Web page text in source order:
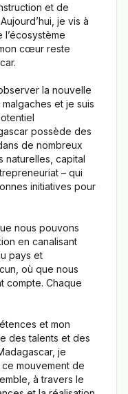
et de
je vis à
cœur reste
la nouvelle
et je suis
possède des
de nombreux
naturelles, capital
– qui
initiatives pour
nous pouvons
en canalisant
pays et
où que nous
compte. Chaque
et mon
des talents et des
je
mouvement de
à travers le